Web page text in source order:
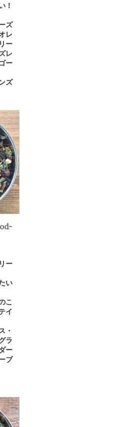
！
ズ
レ
ー
レ
ー
ズ
ー
い
こ
イ
・
ラ
ー
ブ